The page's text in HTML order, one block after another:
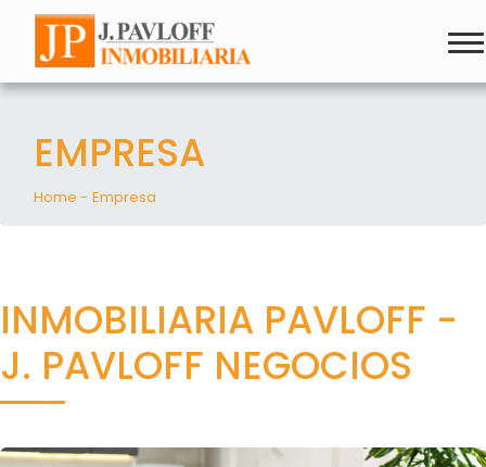
EMPRESA
Home - Empresa
INMOBILIARIA PAVLOFF -
J. PAVLOFF NEGOCIOS